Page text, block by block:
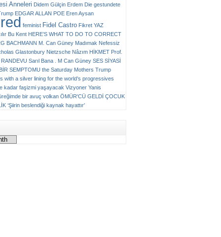
Anneleri Didem Gülçin Erdem Die gestundete
EDGAR ALLAN POE Eren Aysan
feminist Fidel Castro Fikret YAZ
Bu Kent HERE’S WHAT TO DO TO CORRECT
BACHMANN M. Can Güney Madımak Nefessiz
Glastonbury Nietzsche Nâzım HİKMET Prof.
RANDEVU Sarıl Bana . M Can Güney SES SİYASİ
SEMPTOMU the Saturday Mothers Trump
with a silver lining for the world’s progressives
kadar faşizmi yaşayacak Vizyoner Yanis
bir avuç volkan ÖMÜR'CÜ GELDİ ÇOCUK
‘Şiirin beslendiği kaynak hayattır’